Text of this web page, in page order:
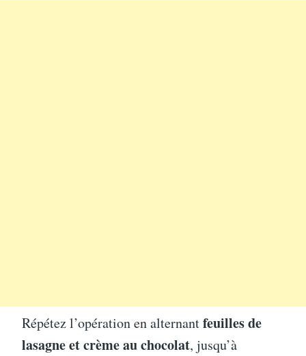
Répétez l’opération en alternantfeuilles de
lasagne et crème au chocolat, jusqu’à